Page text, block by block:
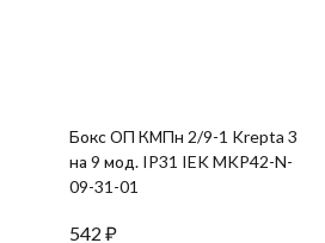
Бокс ОП КМПн 2/9-1 Krepta 3
на 9 мод. IP31 IEK MKP42-N-
09-31-01
542 ₽